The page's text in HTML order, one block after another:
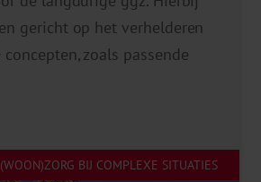
gericht op het verhelderen
zoals passende
BIJ COMPLEXE SITUATIES